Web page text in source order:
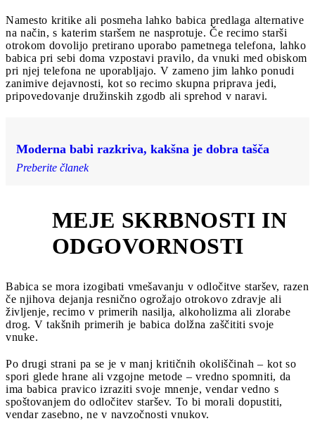
Namesto kritike ali posmeha lahko babica predlaga alternative
na način, s katerim staršem ne nasprotuje. Če recimo starši
otrokom dovolijo pretirano uporabo pametnega telefona, lahko
babica pri sebi doma vzpostavi pravilo, da vnuki med obiskom
pri njej telefona ne uporabljajo. V zameno jim lahko ponudi
zanimive dejavnosti, kot so recimo skupna priprava jedi,
pripovedovanje družinskih zgodb ali sprehod v naravi.
Moderna babi razkriva, kakšna je dobra tašča
Preberite članek
MEJE SKRBNOSTI IN
ODGOVORNOSTI
Babica se mora izogibati vmešavanju v odločitve staršev, razen
če njihova dejanja resnično ogrožajo otrokovo zdravje ali
življenje, recimo v primerih nasilja, alkoholizma ali zlorabe
drog. V takšnih primerih je babica dolžna zaščititi svoje
vnuke.
Po drugi strani pa se je v manj kritičnih okoliščinah – kot so
spori glede hrane ali vzgojne metode – vredno spomniti, da
ima babica pravico izraziti svoje mnenje, vendar vedno s
spoštovanjem do odločitev staršev. To bi morali dopustiti,
vendar zasebno, ne v navzočnosti vnukov.